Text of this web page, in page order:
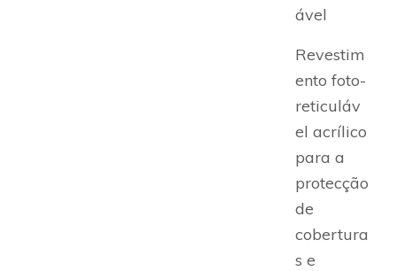
ável
Revestim
ento foto-
reticuláv
el acrílico
para a
protecção
de
cobertura
s e